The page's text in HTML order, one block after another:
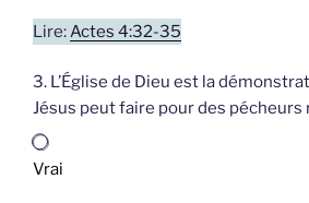
Lire: Actes 4:32-35
3. L’Église de Dieu est la
Jésus peut faire pour des pécheurs
Vrai